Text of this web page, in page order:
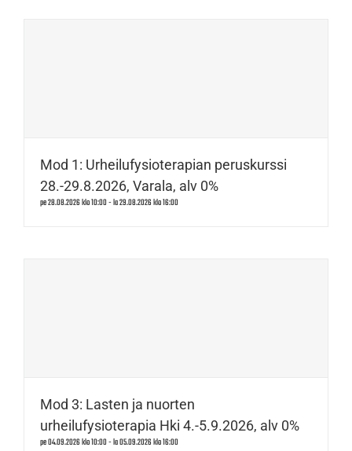
Mod 1: Urheilufysioterapian peruskurssi
28.-29.8.2026, Varala, alv 0%
pe 28.08.2026 klo 10:00-la 29.08.2026 klo 16:00
Mod 3: Lasten ja nuorten
urheilufysioterapia Hki 4.-5.9.2026, alv 0%
pe 04.09.2026 klo 10:00-la 05.09.2026 klo 16:00